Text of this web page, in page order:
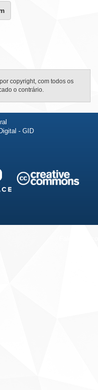
copyright, com todos os
o contrário.
- GID